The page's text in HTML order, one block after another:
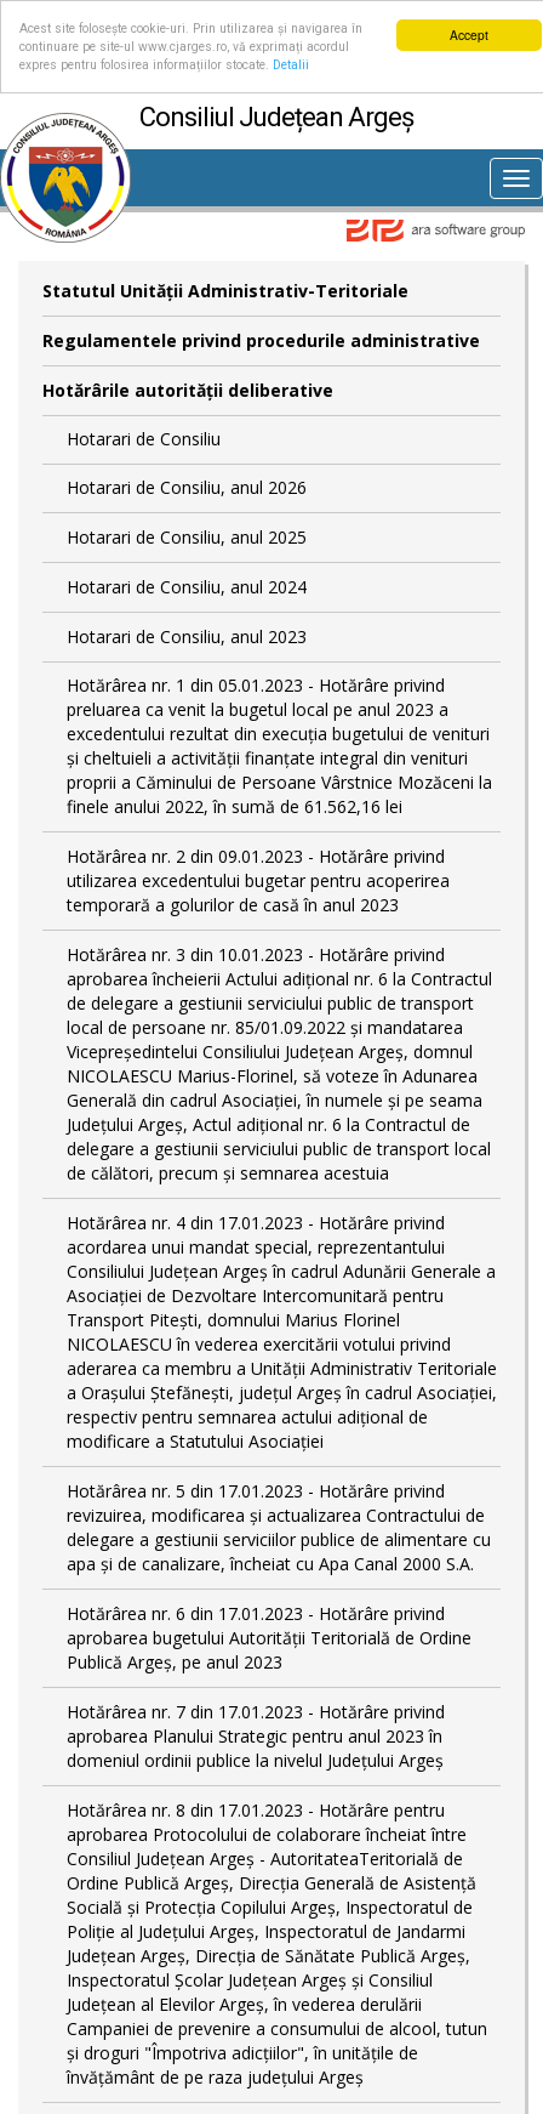
Accept
Acest site folosește cookie-uri. Prin utilizarea și navigarea în
continuare pe site-ul www.cjarges.ro, vă exprimați acordul
expres pentru folosirea informațiilor stocate.
Detalii
Consiliul Județean Argeș
Statutul Unităţii Administrativ-Teritoriale
Regulamentele privind procedurile administrative
Hotărârile autorităţii deliberative
Hotarari de Consiliu
Hotarari de Consiliu, anul 2026
Hotarari de Consiliu, anul 2025
Hotarari de Consiliu, anul 2024
Hotarari de Consiliu, anul 2023
Hotărârea nr. 1 din 05.01.2023 - Hotărâre privind
preluarea ca venit la bugetul local pe anul 2023 a
excedentului rezultat din execuția bugetului de venituri
și cheltuieli a activității finanțate integral din venituri
proprii a Căminului de Persoane Vârstnice Mozăceni la
finele anului 2022, în sumă de 61.562,16 lei
Hotărârea nr. 2 din 09.01.2023 - Hotărâre privind
utilizarea excedentului bugetar pentru acoperirea
temporară a golurilor de casă în anul 2023
Hotărârea nr. 3 din 10.01.2023 - Hotărâre privind
aprobarea încheierii Actului adițional nr. 6 la Contractul
de delegare a gestiunii serviciului public de transport
local de persoane nr. 85/01.09.2022 și mandatarea
Vicepreședintelui Consiliului Județean Argeș, domnul
NICOLAESCU Marius-Florinel, să voteze în Adunarea
Generală din cadrul Asociației, în numele și pe seama
Județului Argeș, Actul adițional nr. 6 la Contractul de
delegare a gestiunii serviciului public de transport local
de călători, precum și semnarea acestuia
Hotărârea nr. 4 din 17.01.2023 - Hotărâre privind
acordarea unui mandat special, reprezentantului
Consiliului Județean Argeș în cadrul Adunării Generale a
Asociației de Dezvoltare Intercomunitară pentru
Transport Pitești, domnului Marius Florinel
NICOLAESCU în vederea exercitării votului privind
aderarea ca membru a Unității Administrativ Teritoriale
a Orașului Ștefănești, județul Argeș în cadrul Asociației,
respectiv pentru semnarea actului adițional de
modificare a Statutului Asociației
Hotărârea nr. 5 din 17.01.2023 - Hotărâre privind
revizuirea, modificarea și actualizarea Contractului de
delegare a gestiunii serviciilor publice de alimentare cu
apa și de canalizare, încheiat cu Apa Canal 2000 S.A.
Hotărârea nr. 6 din 17.01.2023 - Hotărâre privind
aprobarea bugetului Autorității Teritorială de Ordine
Publică Argeș, pe anul 2023
Hotărârea nr. 7 din 17.01.2023 - Hotărâre privind
aprobarea Planului Strategic pentru anul 2023 în
domeniul ordinii publice la nivelul Judeţului Argeş
Hotărârea nr. 8 din 17.01.2023 - Hotărâre pentru
aprobarea Protocolului de colaborare încheiat între
Consiliul Județean Argeș - AutoritateaTeritorială de
Ordine Publică Argeş, Direcţia Generală de Asistenţă
Socială şi Protecţia Copilului Argeş, Inspectoratul de
Poliţie al Judeţului Argeş, Inspectoratul de Jandarmi
Judeţean Argeş, Direcția de Sănătate Publică Argeș,
Inspectoratul Școlar Județean Argeș și Consiliul
Județean al Elevilor Argeș, în vederea derulării
Campaniei de prevenire a consumului de alcool, tutun
și droguri "Împotriva adicțiilor", în unitățile de
învățământ de pe raza județului Argeș